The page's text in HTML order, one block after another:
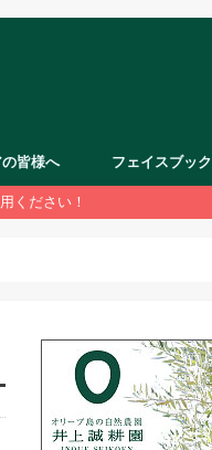
皆様へ フェイスブック
ください！